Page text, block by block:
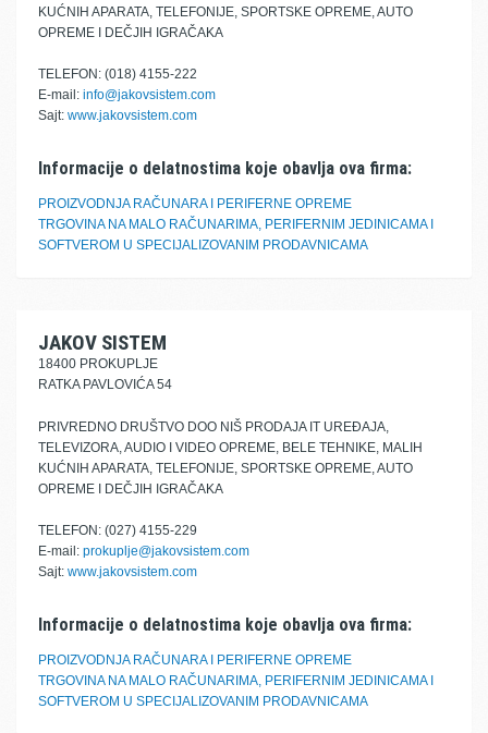
KUĆNIH APARATA, TELEFONIJE, SPORTSKE OPREME, AUTO
OPREME I DEČJIH IGRAČAKA
TELEFON: (018) 4155-222
E-mail: info@jakovsistem.com
Sajt: www.jakovsistem.com
Informacije o delatnostima koje obavlja ova firma:
PROIZVODNJA RAČUNARA I PERIFERNE OPREME
TRGOVINA NA MALO RAČUNARIMA, PERIFERNIM JEDINICAMA I
SOFTVEROM U SPECIJALIZOVANIM PRODAVNICAMA
JAKOV SISTEM
18400 PROKUPLJE
RATKA PAVLOVIĆA 54
PRIVREDNO DRUŠTVO DOO NIŠ PRODAJA IT UREĐAJA,
TELEVIZORA, AUDIO I VIDEO OPREME, BELE TEHNIKE, MALIH
KUĆNIH APARATA, TELEFONIJE, SPORTSKE OPREME, AUTO
OPREME I DEČJIH IGRAČAKA
TELEFON: (027) 4155-229
E-mail: prokuplje@jakovsistem.com
Sajt: www.jakovsistem.com
Informacije o delatnostima koje obavlja ova firma:
PROIZVODNJA RAČUNARA I PERIFERNE OPREME
TRGOVINA NA MALO RAČUNARIMA, PERIFERNIM JEDINICAMA I
SOFTVEROM U SPECIJALIZOVANIM PRODAVNICAMA